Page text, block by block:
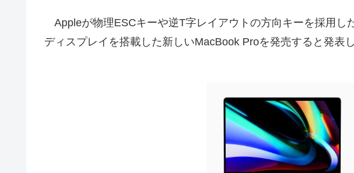
Appleが物理ESCキーや逆T字レイアウトの方向キーを採用し
ディスプレイを搭載した新しいMacBook Proを発売すると発表